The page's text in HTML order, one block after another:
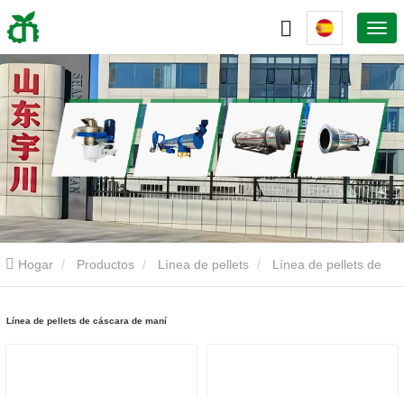
Hogar Productos Línea de pellets
Línea de pellets de cáscara de maní